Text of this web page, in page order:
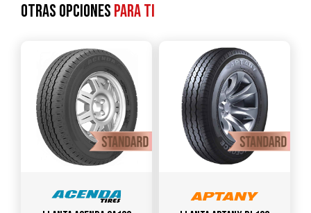
Otras opcionespara ti